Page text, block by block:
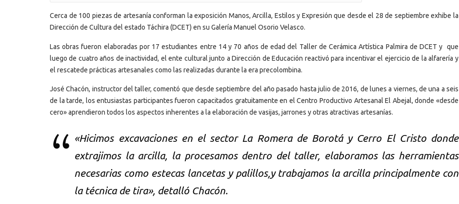
Cerca de 100 piezas de artesanía conforman la exposición Manos, Arcilla, Estilos y Expresión que desde el 28 de septiembre exhibe la
Dirección de Cultura del estado Táchira (DCET) en su Galería Manuel Osorio Velasco.
Las obras fueron elaboradas por 17 estudiantes entre 14 y 70 años de edad del Taller de Cerámica Artística Palmira de DCET y que
luego de cuatro años de inactividad, el ente cultural junto a Dirección de Educación reactivó para incentivar el ejercicio de la alfarería y
el rescatede prácticas artesanales como las realizadas durante la era precolombina.
José Chacón, instructor del taller, comentó que desde septiembre del año pasado hasta julio de 2016, de lunes a viernes, de una a seis
de la tarde, los entusiastas participantes fueron capacitados gratuitamente en el Centro Productivo Artesanal El Abejal, donde «desde
cero» aprendieron todos los aspectos inherentes a la elaboración de vasijas, jarrones y otras atractivas artesanías.
«Hicimos excavaciones en el sector La Romera de Borotá y Cerro El Cristo donde
extrajimos la arcilla, la procesamos dentro del taller, elaboramos las herramientas
necesarias como estecas lancetas y palillos,y trabajamos la arcilla principalmente con
la técnica de tira», detalló Chacón.